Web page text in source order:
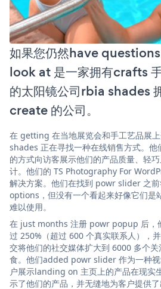
如果您仍然have
look at 是一家拥有crafts
的太阳镜公司rbia shades
create 的公司。
在 getting 在当地展览会和手工艺品展
shades 正在寻找一种在线销售方式。
的方式向访客展示他们的产品质量、轻
计。他们的 TS Photography For
解决方案。他们在找到 powr slider 之
options，但没有一个看起来好像它们是
难以使用。
在 just months 注册 powr popup 后，
过 250%（超过 600 个真实联系人），
交将他们的社交媒体扩大到 6000 多个
食。他们added powr slider 作为一种
户展示landing on 主页上的产品在现实
示了他们的产品，并无缝地为客户提供